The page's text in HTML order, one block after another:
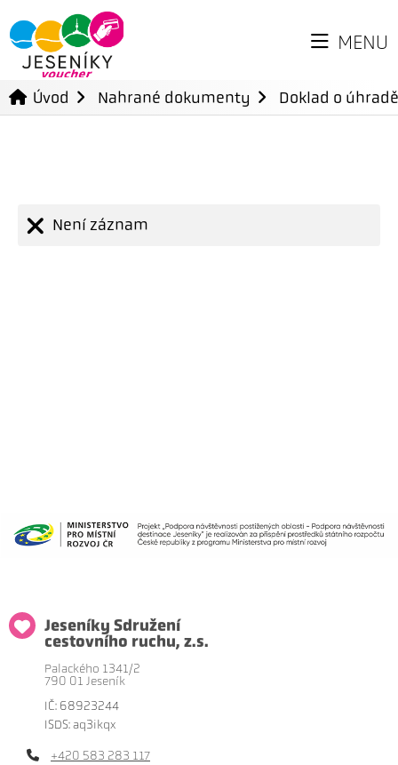
MENU
Úvod Nahrané dokumenty Doklad o
Není záznam
Jeseníky Sdružení
cestovního ruchu, z.s.
Palackého 1341/2
790 01 Jeseník
IČ: 68923244
ISDS: aq3ikqx
+420 583 283 117